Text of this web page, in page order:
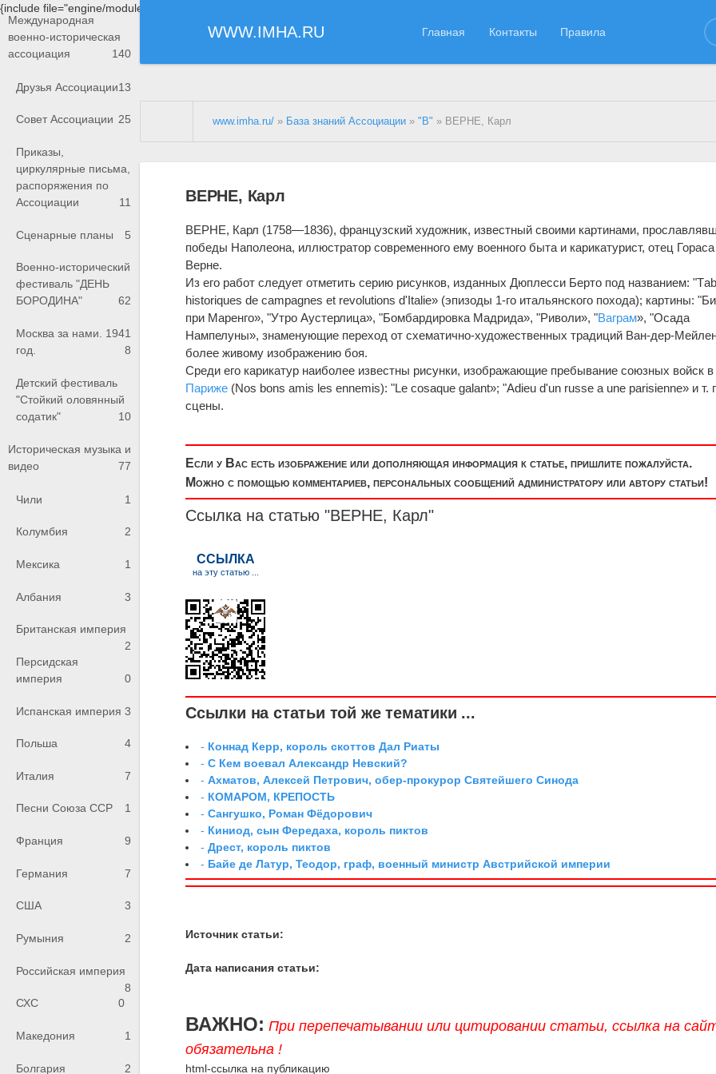
{include file="engine/modules/saperu/head.php"}
WWW.IMHA.RU Главная Контакты Правила
Международная
военно-историческая
ассоциация
140
Друзья Ассоциации13
Совет Ассоциации 25
Приказы,
циркулярные письма,
распоряжения по
Ассоциации
11
Сценарные планы 5
Военно-исторический
фестиваль "ДЕНЬ
БОРОДИНА"
62
Москва за нами. 1941
год.
8
Детский фестиваль
"Стойкий оловянный
содатик"
10
Историческая музыка и
видео
77
Чили 1
Колумбия 2
Мексика 1
Албания 3
Британская империя
2
Персидская
империя
0
Испанская империя 3
Польша 4
Италия 7
Песни Союза ССР 1
Франция 9
Германия 7
США 3
Румыния 2
Российская империя
8
СХС
0
Македония 1
Болгария 2
www.imha.ru/ » База знаний Ассоциации »"В" » ВЕРНЕ, Карл
ВЕРНЕ, Карл
BEPHE, Карл (1758—1836), французский художник, известный своими картинами,
победы Наполеона, иллюстратор современного ему военного быта и карикатурист, отец Гораса
Верне.
Из его работ следует отметить серию рисунков, изданных Дюплесси Берто под названием:
historiques de cаmpаgnes et revolutions d'Itаlie» (эпизоды 1-го итальянского похода); картины:
при Маренго», "Утро Аустерлица», "Бомбардировка Мадрида», "Риволи», "Ваграм», "Осада
Нампелуны», знаменующие переход от схематично-художественных традиций Ван-дер-
более живому изображению боя.
Среди его карикатур наиболее известны рисунки, изображающие пребывание союзных войск в
Париже (Nos bons amis les ennemis): "Le cosаque gаlаnt»; "Adieu d'un russe а une pаrisienne» и т.
сцены.
Если у Вас есть изображение или дополняющая информация к статье, пришлите пожалуйста.
Можно с помощью комментариев, персональных сообщений администратору или автору статьи!
Ссылка на статью "ВЕРНЕ, Карл"
Ссылки на статьи той же тематики ...
- Коннад Керр, король скоттов Дал Риаты
-С Кем воевал Александр Невский?
-Ахматов, Алексей Петрович, обер-прокурор Святейшего Синода
- КОМАРОМ, КРЕПОСТЬ
-Сангушко, Роман Фёдорович
- Киниод, сын Фередаха, король пиктов
-Дрест, король пиктов
- Байе де Латур, Теодор, граф, военный министр Австрийской империи
Источник статьи:
Дата написания статьи:
ВАЖНО: При перепечатывании или цитировании статьи, ссылка на
обязательна !
html-ссылка на публикацию